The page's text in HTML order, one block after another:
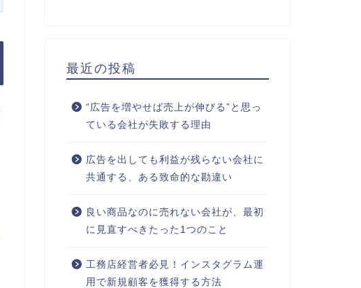
最近の投稿
“広告を増やせば売上が伸びる”と思っ
ている会社が失敗する理由
広告を出しても利益が残らない会社に
共通する、ある致命的な勘違い
良い商品なのに売れない会社が、最初
に見直すべきたった1つのこと
工務店経営者必見！インスタグラム運
用で新規顧客を獲得する方法